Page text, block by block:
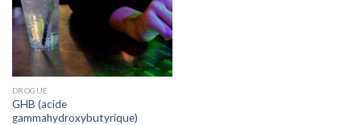
DROGUE
GHB (acide
gammahydroxybutyrique)